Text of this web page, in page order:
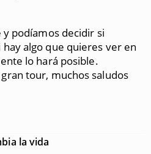
podíamos decidir si
algo que quieres ver en
lo hará posible.
tour, muchos saludos
la vida